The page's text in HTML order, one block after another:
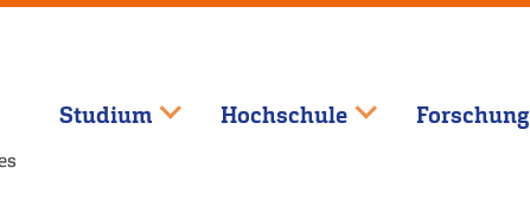
Studium Hochschule Forschung